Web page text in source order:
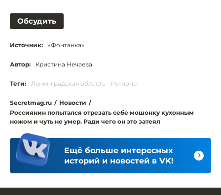
Обсудить
Источник: «Фонтанка»
Автор: Кристина Нечаева
Теги: Ленинградская область Регионы
Secretmag.ru / Новости /
Россиянин попытался отрезать себе мошонку кухонным
ножом и чуть не умер. Ради чего он это затеял
Ещё больше интересных
историй и новостей в VK!